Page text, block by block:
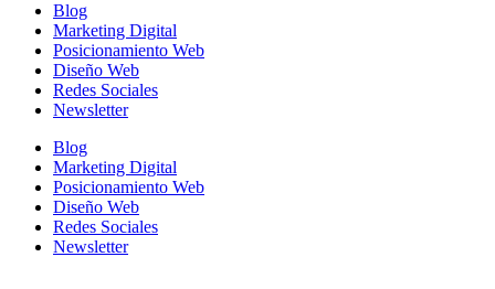
Blog
Marketing Digital
Posicionamiento Web
Diseño Web
Redes Sociales
Newsletter
Blog
Marketing Digital
Posicionamiento Web
Diseño Web
Redes Sociales
Newsletter